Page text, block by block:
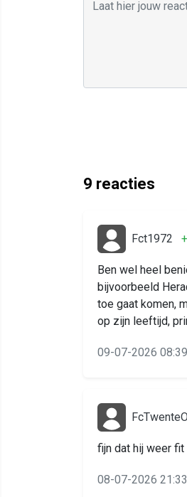
9 reacties
Fct1972
Ben wel heel
bijvoorbeeld
toe gaat komen,
op zijn leeftijd,
09-07-2026 08:39
fijn dat hij weer
08-07-2026 21:33